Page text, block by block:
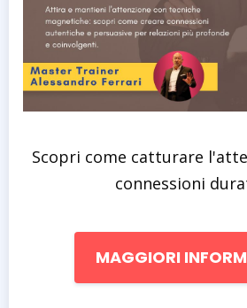
Scopri come catturare
connessioni
MAGGIORI